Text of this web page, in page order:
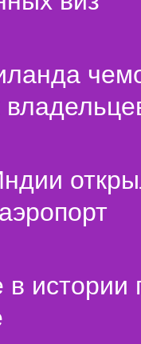
в истории